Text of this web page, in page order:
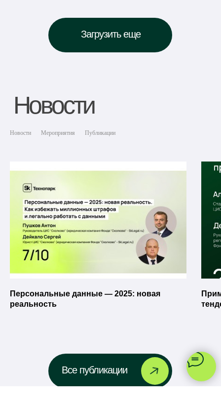
Новости Мероприятия Публикации
Персональные данные — 2025: новая
реальность